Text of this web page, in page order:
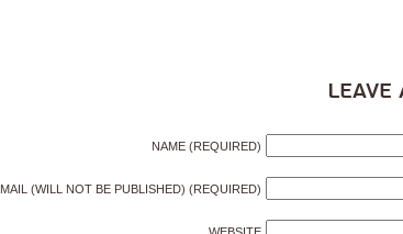
Leave
NAME (REQUIRED)
MAIL (WILL NOT BE PUBLISHED) (REQUIRED)